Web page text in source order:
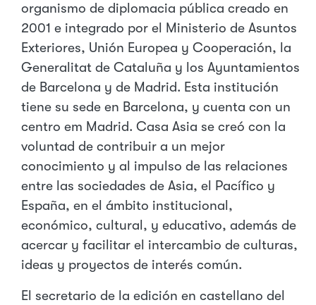
organismo de diplomacia pública creado en
2001 e integrado por el Ministerio de Asuntos
Exteriores, Unión Europea y Cooperación, la
Generalitat de Cataluña y los Ayuntamientos
de Barcelona y de Madrid. Esta institución
tiene su sede en Barcelona, y cuenta con un
centro em Madrid. Casa Asia se creó con la
voluntad de contribuir a un mejor
conocimiento y al impulso de las relaciones
entre las sociedades de Asia, el Pacífico y
España, en el ámbito institucional,
económico, cultural, y educativo, además de
acercar y facilitar el intercambio de culturas,
ideas y proyectos de interés común.
El secretario de la edición en castellano del